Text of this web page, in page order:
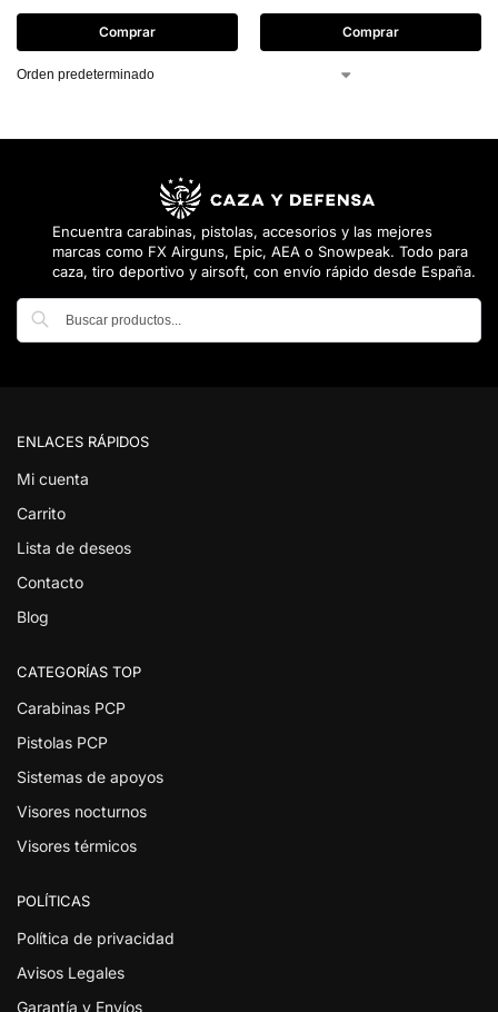
Comprar Comprar
Encuentra carabinas, pistolas, accesorios y las mejores
marcas como FX Airguns, Epic, AEA o Snowpeak. Todo para
caza, tiro deportivo y airsoft, con envío rápido desde España.
ENLACES RÁPIDOS
Mi cuenta
Carrito
Lista de deseos
Contacto
Blog
CATEGORÍAS TOP
Carabinas PCP
Pistolas PCP
Sistemas de apoyos
Visores nocturnos
Visores térmicos
POLÍTICAS
Política de privacidad
Avisos Legales
Garantía y Envíos